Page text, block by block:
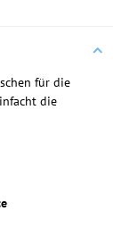
für die
die